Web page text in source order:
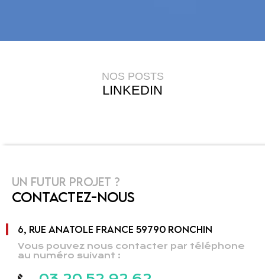
NOS POSTS
LINKEDIN
UN FUTUR PROJET ?
CONTACTEZ-NOUS
6, RUE ANATOLE FRANCE 59790 RONCHIN
Vous pouvez nous contacter par téléphone
au numéro suivant :